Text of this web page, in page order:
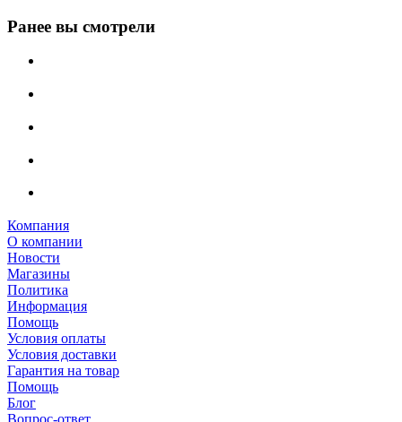
Ранее вы смотрели
Компания
О компании
Новости
Магазины
Политика
Информация
Помощь
Условия оплаты
Условия доставки
Гарантия на товар
Помощь
Блог
Вопрос-ответ